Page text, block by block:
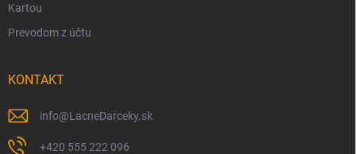
Kartou
Prevodom z účtu
KONTAKT
info@LacneDarceky.sk
+420 555 222 096